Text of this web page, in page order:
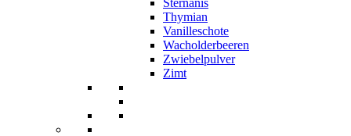
Sternanis
Thymian
Vanilleschote
Wacholderbeeren
Zwiebelpulver
Zimt